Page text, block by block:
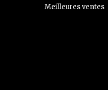
Meilleures ventes